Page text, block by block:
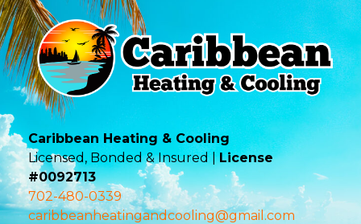
Caribbean Heating & Cooling
Licensed, Bonded & Insured |License
#0092713
702-480-0339
caribbeanheatingandcooling@gmail.com